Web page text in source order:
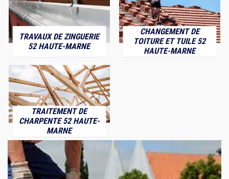
TRAVAUX DE ZINGUERIE
52 HAUTE-MARNE
CHANGEMENT DE
TOITURE ET TUILE 52
HAUTE-MARNE
TRAITEMENT DE
CHARPENTE 52 HAUTE-
MARNE